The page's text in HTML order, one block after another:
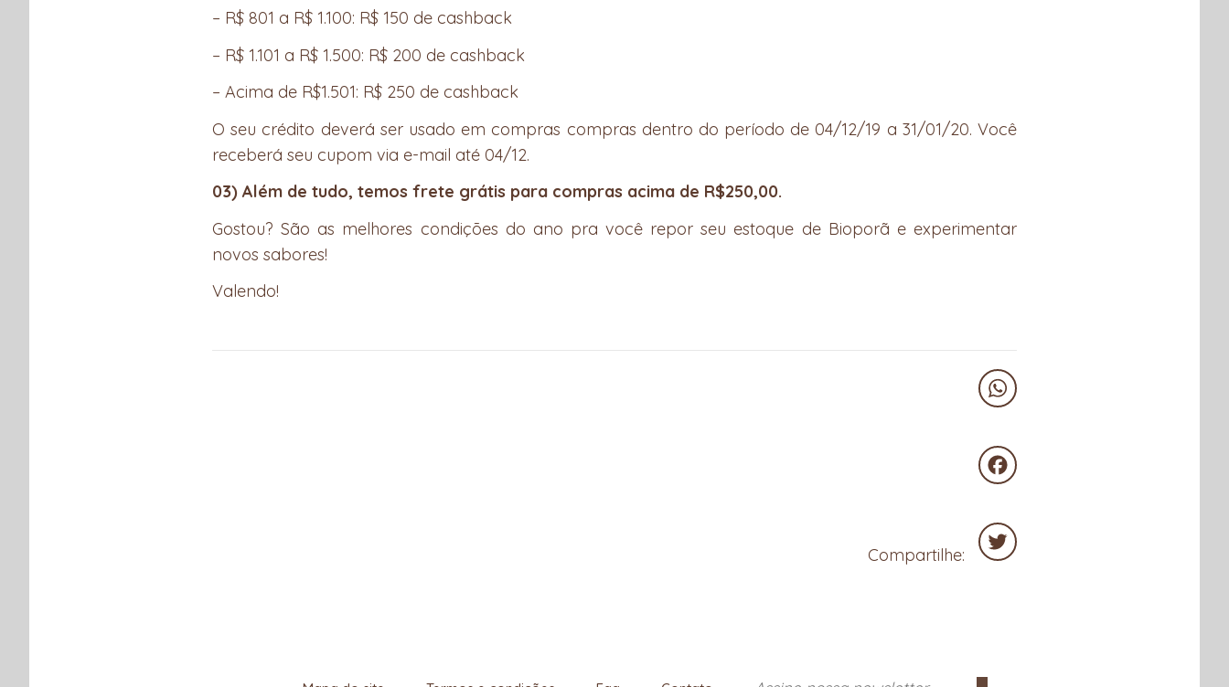
– R$ 801 a R$ 1.100: R$ 150 de cashback
– R$ 1.101 a R$ 1.500: R$ 200 de cashback
– Acima de R$1.501: R$ 250 de cashback
O seu crédito deverá ser usado em compras compras dentro do período de 04/12/19 a 31/01/20. Você
receberá seu cupom via e-mail até 04/12.
03) Além de tudo, temos frete grátis para compras acima de R$250,00.
Gostou? São as melhores condições do ano pra você repor seu estoque de Bioporã e experimentar
novos sabores!
Valendo!
Compartilhe: